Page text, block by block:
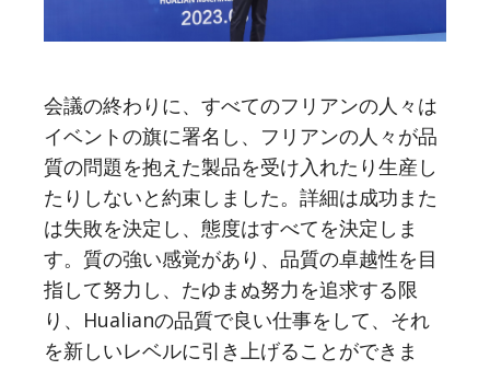
会議の終わりに、すべてのフリアンの人々は
イベントの旗に署名し、フリアンの人々が品
質の問題を抱えた製品を受け入れたり生産し
たりしないと約束しました。詳細は成功また
は失敗を決定し、態度はすべてを決定しま
す。質の強い感覚があり、品質の卓越性を目
指して努力し、たゆまぬ努力を追求する限
り、Hualianの品質で良い仕事をして、それ
を新しいレベルに引き上げることができま